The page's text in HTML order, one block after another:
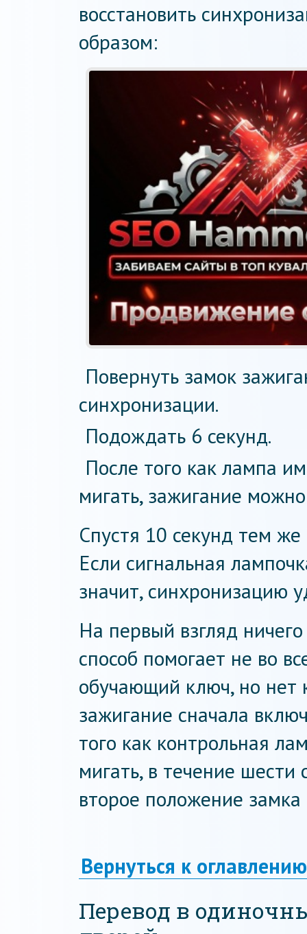
восстановить
образом:
Повернуть замок
синхронизации.
Подождать 6 секунд.
После того как лампа
мигать, зажигание
Спустя 10 секунд тем
Если сигнальная
значит, синхронизацию
На первый взгляд
способ помогает не во
обучающий ключ, но нет
зажигание сначала
того как контрольная
мигать, в течение
второе положение
Вернуться к оглавлению
Перевод в